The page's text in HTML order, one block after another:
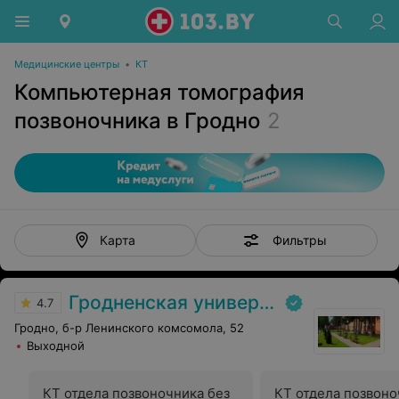
Медицинские центры • КТ
Компьютерная томография
позвоночника в Гродно 2
Карта Фильтры
4.7 Гродненская университетская клиника
Гродно, б-р Ленинского комсомола, 52
Выходной
КТ отдела позвоночника без
КТ отдела